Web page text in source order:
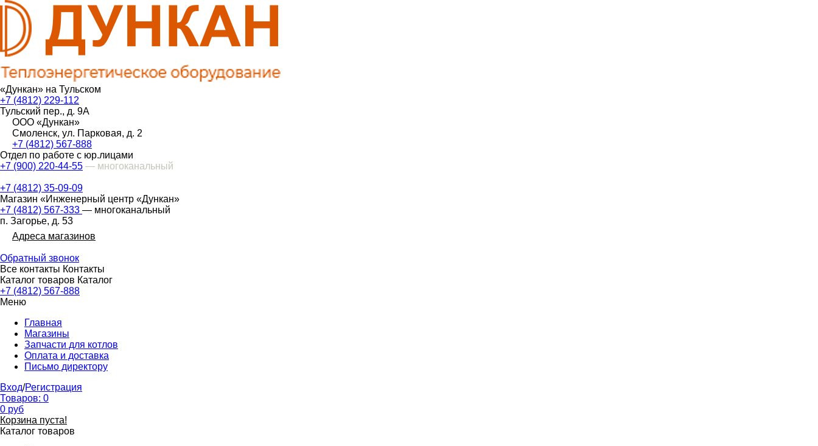
«Дункан» на Тульском
+7 (4812) 229-112
Тульский пер., д. 9А
ООО «Дункан»
Смоленск, ул. Парковая, д. 2
+7 (4812) 567-888
Отдел по работе с юр.лицами
+7 (900) 220-44-55 — многоканальный
+7 (4812) 35-09-09
Магазин «Инженерный центр «Дункан»
+7 (4812) 567-333 — многоканальный
п. Загорье, д. 53
Адреса магазинов
Обратный звонок
Все контакты Контакты
Каталог товаров Каталог
+7 (4812) 567-888
Меню
Главная
Магазины
Запчасти для котлов
Оплата и доставка
Письмо директору
Вход/Регистрация
Товаров: 0
0 руб
Корзина пуста!
Каталог товаров